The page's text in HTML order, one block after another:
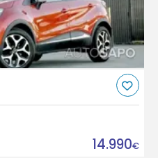
14.990€